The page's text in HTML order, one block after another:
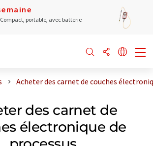
portable, avec batterie
Acheter des carnet de couches
des carnet de
électronique de